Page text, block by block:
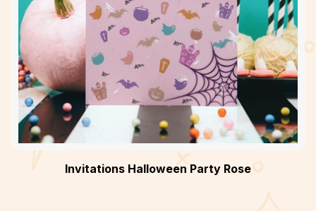
Invitations Halloween Party Rose